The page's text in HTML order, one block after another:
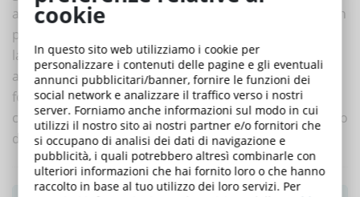
all’utilizzo di entrambe le modalità di apprendimento in
presenza e a distanza, l’apprendimento ibrido va oltre
la questione reale-virtuale e abbraccia anche il tipo di
apprendimento che si può ottenere e che non è solo
formale, ma anche legato agli scambi e alle esperienze
che si fanno online, offline, a distanza, in aula, sul posto
di lavoro e non.
cookie
In questo sito web utilizziamo i cookie per
personalizzare i contenuti delle pagine e gli eventuali
annunci pubblicitari/banner, fornire le funzioni dei
social network e analizzare il traffico verso i nostri
server. Forniamo anche informazioni sul modo in cui
utilizzi il nostro sito ai nostri partner e/o fornitori che
si occupano di analisi dei dati di navigazione e
pubblicità, i quali potrebbero altresì combinarle con
ulteriori informazioni che hai fornito loro o che hanno
raccolto in base al tuo utilizzo dei loro servizi. Per